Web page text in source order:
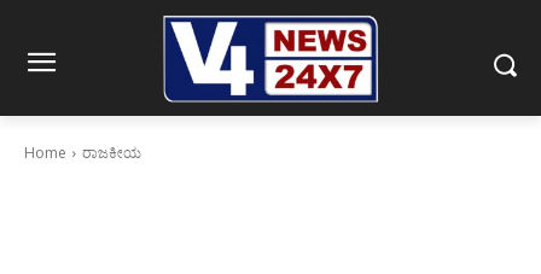
Home ರಾಜಕೀಯ